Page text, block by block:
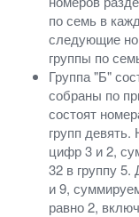
по семь в
следующие
группы по
Группа "Б"
собраны по
состоят
групп
цифр 3 и 2,
32 в группу 5.
и 9,
равно 2,